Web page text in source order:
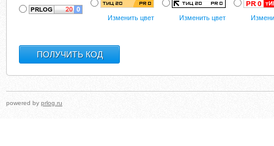
Изменить цвет Изменить цвет
powered by prlog.ru